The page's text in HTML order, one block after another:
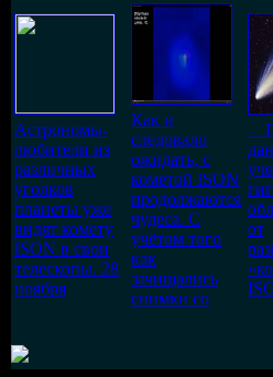
Астрономы-
любители из
различных
уголков
планеты уже
видят комету
ISON в свои
телескопы. 28
ноября
Как и
следовало
ожидать, с
кометой ISON
продолжаются
чудеса. С
учётом того
как
зачищались
снимки со
от